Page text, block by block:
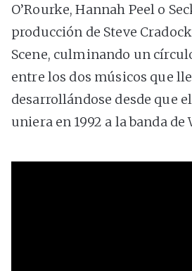
O’Rourke, Hannah Peel o
producción de Steve
Scene, culminando un
entre los dos músicos que
desarrollándose desde que
uniera en 1992 a la banda de